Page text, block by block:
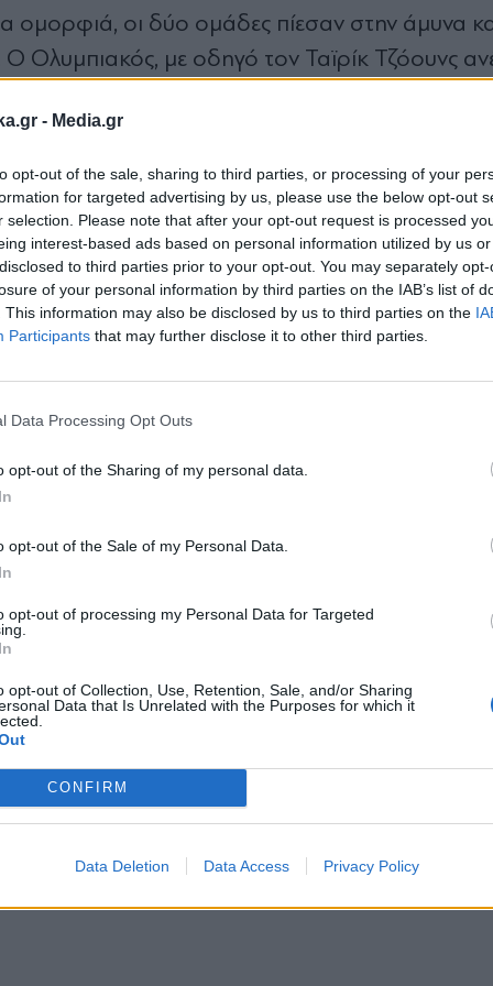
- Media.gr
opt-out of the sale, sharing to third parties, or processing of your
for targeted advertising by us, please use the below opt-out
selection. Please note that after your opt-out request is processed
interest-based ads based on personal information utilized by us
to third parties prior to your opt-out. You may separately
of your personal information by third parties on the IAB’s list of
This information may also be disclosed by us to third parties on the
Participants that may further disclose it to other third parties.
Data Processing Opt Outs
opt-out of the Sharing of my personal data.
opt-out of the Sale of my Personal Data.
opt-out of processing my Personal Data for Targeted
opt-out of Collection, Use, Retention, Sale, and/or Sharing
Data that Is Unrelated with the Purposes for which it
CONFIRM
Data Deletion Data Access Privacy Policy
ομορφιά, οι δύο ομάδες πίεσαν στην άμυνα
Ολυμπιακός, με οδηγό τον Ταϊρίκ Τζόουνς
Μπάρτλεϊ και Λεκαβίτσιους και
Ο Ολυμπιακός, έβγαλε τις άμυνες και σιγά
44 στο 8΄), όμως η Ένωση αντέδρασε εκ
και τον Μπράουν, κατάφερε να πάει στα
τον Ολυμπιακό στο τέλος
της, χτύπησε στα επιθετικά ριμπάουντ και
Ου ερυθρόλευκοι, εκμεταλλεύτηκαν το
ξανά την διαφορά και με δύο βολές του
και με 2 σερί τρίποντα του Βασίλη
οι δύο ομάδες έτρεξαν, βρήκαν γρήγορα
απο την μια και τον Βεζένκοφ
απο τα 8 μέτρα πάνω σε άμυνα, πήγαν στον
newsletter
Αποδέχομαι τουςόρους χρήσης